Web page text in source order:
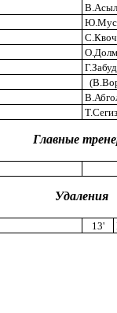
Главные
Удаления
13'